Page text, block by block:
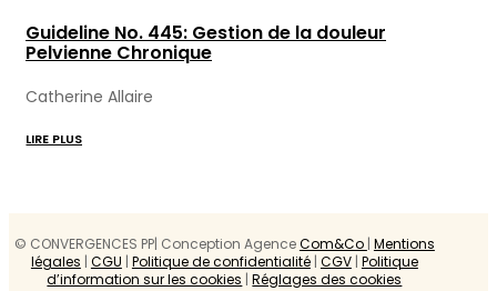
Guideline No. 445: Gestion de la douleur
Pelvienne Chronique
Catherine Allaire
LIRE PLUS
© CONVERGENCES PP| Conception AgenceCom&Co | Mentions
légales | CGU | Politique de confidentialité| CGV| Politique
d’information sur les cookies |Réglages des cookies